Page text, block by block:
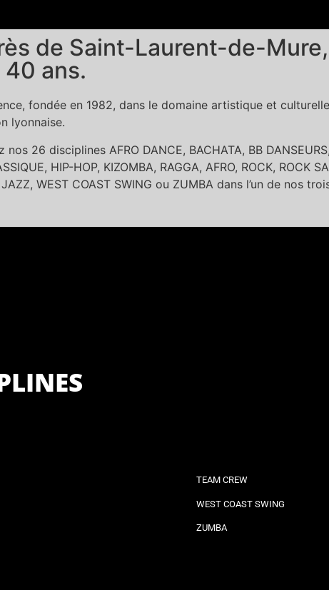
de Saint-Laurent-de-
ans.
fondée en 1982, dans le domaine artistique et
lyonnaise.
26 disciplines AFRO DANCE, BACHATA, BB DANSEURS,
HIP-HOP, KIZOMBA, RAGGA, AFRO, ROCK, ROCK
WEST COAST SWING ou ZUMBA dans l’un de nos
TEAM CREW
WEST COAST SWING
ZUMBA